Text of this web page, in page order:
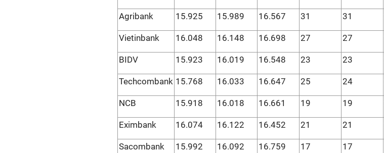
Agribank 15.925 15.989 16.567 31 31
Vietinbank 16.048 16.148 16.698 27 27
BIDV 15.923 16.019 16.548 23 23
Techcombank 15.768 16.033 16.647 25 24
NCB 15.918 16.018 16.661 19 19
Eximbank 16.074 16.122 16.452 21 21
Sacombank 15.992 16.092 16.759 17 17